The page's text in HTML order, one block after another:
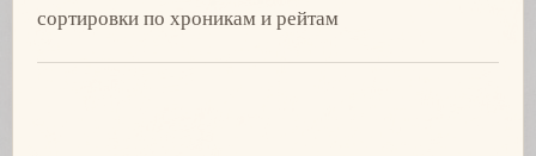
сортировки по хроникам и рейтам